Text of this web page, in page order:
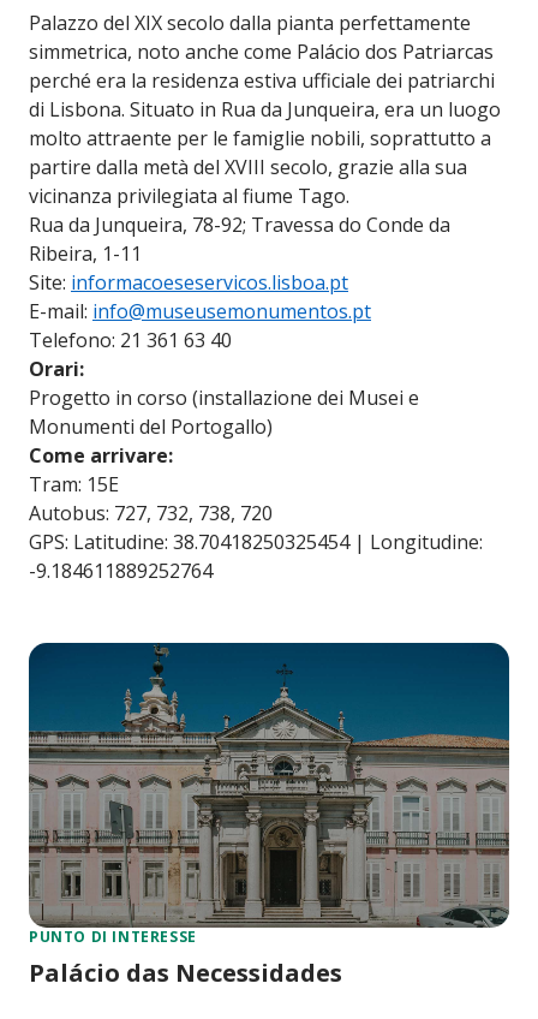
Palazzo del XIX secolo dalla pianta perfettamente
simmetrica, noto anche come Palácio dos Patriarcas
perché era la residenza estiva ufficiale dei patriarchi
di Lisbona. Situato in Rua da Junqueira, era un luogo
molto attraente per le famiglie nobili, soprattutto a
partire dalla metà del XVIII secolo, grazie alla sua
vicinanza privilegiata al fiume Tago.
Rua da Junqueira, 78-92; Travessa do Conde da
Ribeira, 1-11
Site: informacoeseservicos.lisboa.pt
E-mail: info@museusemonumentos.pt
Telefono: 21 361 63 40
Orari:
Progetto in corso (installazione dei Musei e
Monumenti del Portogallo)
Come arrivare:
Tram: 15E
Autobus: 727, 732, 738, 720
GPS: Latitudine: 38.70418250325454 | Longitudine:
-9.184611889252764
PUNTO DI INTERESSE
Palácio das Necessidades